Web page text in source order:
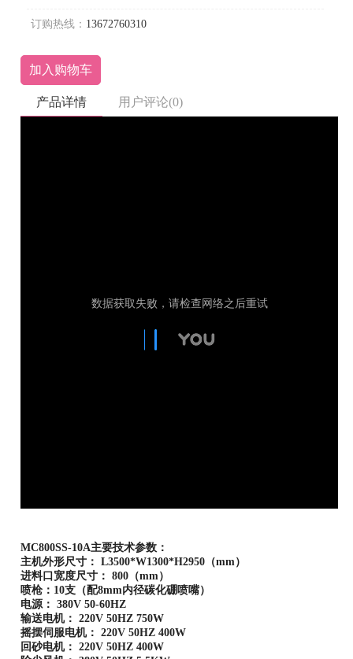
订购热线： 13672760310
加入购物车
产品详情 用户评论(0)
MC800SS-10A主要技术参数：
主机外形尺寸： L3500*W1300*H2950（mm）
进料口宽度尺寸： 800（mm）
喷枪：10支（配8mm内径碳化硼喷嘴）
电源： 380V 50-60HZ
输送电机： 220V 50HZ 750W
摇摆伺服电机： 220V 50HZ 400W
回砂电机： 220V 50HZ 400W